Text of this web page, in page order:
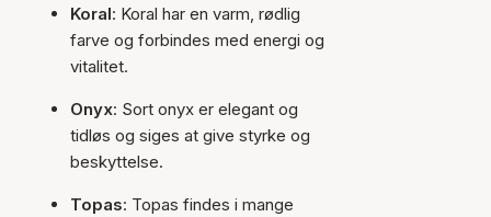
Koral: Koral har en varm, rødlig
farve og forbindes med energi og
vitalitet.
Onyx: Sort onyx er elegant og
tidløs og siges at give styrke og
beskyttelse.
Topas: Topas findes i mange